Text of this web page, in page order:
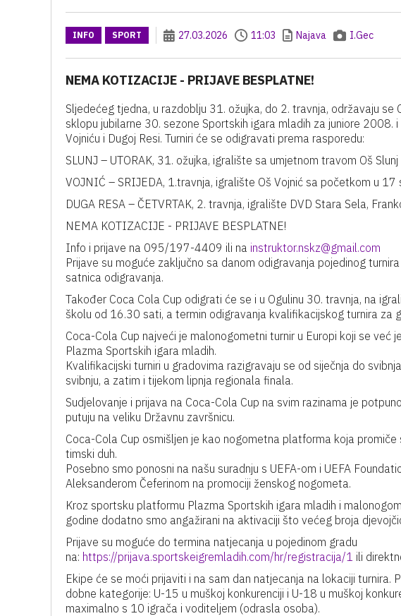
INFO SPORT 27.03.2026 11:03 Najava I.Gec
NEMA KOTIZACIJE - PRIJAVE BESPLATNE!
Sljedećeg tjedna, u razdoblju 31. ožujka, do 2. travnja, održavaju se
sklopu jubilarne 30. sezone Sportskih igara mladih za juniore 2008.
Vojniću i Dugoj Resi. Turniri će se odigravati prema rasporedu:
SLUNJ – UTORAK, 31. ožujka, igralište sa umjetnom travom Oš
VOJNIĆ – SRIJEDA, 1.travnja, igralište Oš Vojnić sa početkom u 17
DUGA RESA – ČETVRTAK, 2. travnja, igralište DVD Stara Sela,
NEMA KOTIZACIJE - PRIJAVE BESPLATNE!
Info i prijave na 095/197-4409 ili na instruktor.nskz@gmail.com
Prijave su moguće zaključno sa danom odigravanja pojedinog
satnica odigravanja.
Također Coca Cola Cup odigrati će se i u Ogulinu 30. travnja, na
školu od 16.30 sati, a termin odigravanja kvalifikacijskog turnira za
Coca-Cola Cup najveći je malonogometni turnir u Europi koji se već
Plazma Sportskih igara mladih.
Kvalifikacijski turniri u gradovima razigravaju se od siječnja do
svibnju, a zatim i tijekom lipnja regionala finala.
Sudjelovanje i prijava na Coca-Cola Cup na svim razinama je
putuju na veliku Državnu završnicu.
Coca-Cola Cup osmišljen je kao nogometna platforma koja
timski duh.
Posebno smo ponosni na našu suradnju s UEFA-om i UEFA
Aleksanderom Čeferinom na promociji ženskog nogometa.
Kroz sportsku platformu Plazma Sportskih igara mladih i
godine dodatno smo angažirani na aktivaciji što većeg broja
Prijave su moguće do termina natjecanja u pojedinom gradu
na: https://prijava.sportskeigremladih.com/hr/registracija/1 ili
Ekipe će se moći prijaviti i na sam dan natjecanja na lokaciji turnira.
dobne kategorije: U-15 u muškoj konkurenciji i U-18 u muškoj
maximalno s 10 igrača i voditeljem (odrasla osoba).